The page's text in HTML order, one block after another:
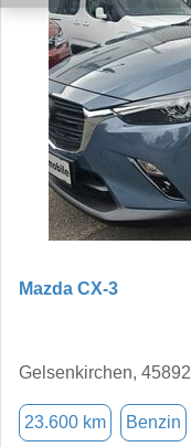
Mazda CX-3
Gelsenkirchen, 45892
23.600 km Benzin